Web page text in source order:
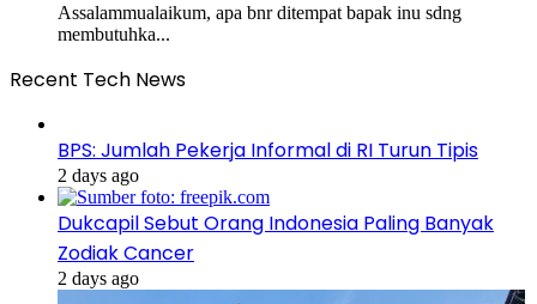
Assalammualaikum, apa bnr ditempat bapak inu sdng
membutuhka...
Recent Tech News
BPS: Jumlah Pekerja Informal di RI Turun Tipis
2 days ago
Dukcapil Sebut Orang Indonesia Paling Banyak
Zodiak Cancer
2 days ago